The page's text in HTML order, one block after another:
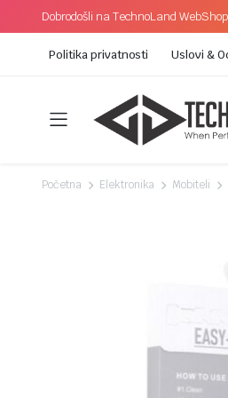
Dobrodošli na TechnoLand
Politika privatnosti Uslovi &
Početna Elektronika Mobiteli